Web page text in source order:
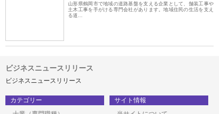
山形県鶴岡市で地域の道路基盤を支える企業として、舗装工事や
土木工事を手がける専門会社があります。地域住民の生活を支え
る道…
ビジネスニュースリリース
ビジネスニュースリリース
カテゴリー
サイト情報